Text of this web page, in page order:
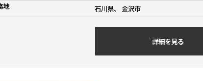
地
石川県、 金沢市
詳細を見る